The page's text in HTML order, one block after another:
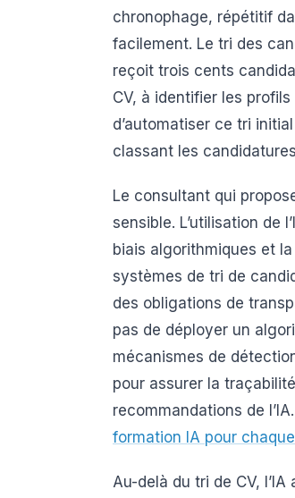
chronophage, répétitif
facilement. Le tri des
reçoit trois cents
CV, à identifier les
d’automatiser ce tri
classant les
Le consultant qui
sensible. L’utilisation de
biais algorithmiques et
systèmes de tri de
des obligations de
pas de déployer un
mécanismes de
pour assurer la
recommandations de
formation IA pour
Au-delà du tri de CV,